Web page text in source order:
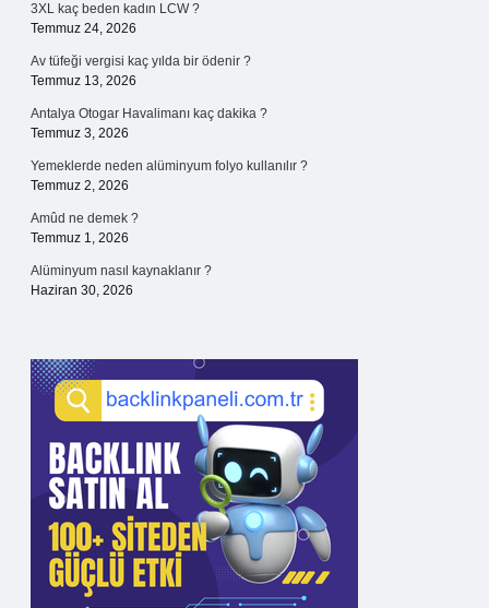
3XL kaç beden kadın LCW ?
Temmuz 24, 2026
Av tüfeği vergisi kaç yılda bir ödenir ?
Temmuz 13, 2026
Antalya Otogar Havalimanı kaç dakika ?
Temmuz 3, 2026
Yemeklerde neden alüminyum folyo kullanılır ?
Temmuz 2, 2026
Amûd ne demek ?
Temmuz 1, 2026
Alüminyum nasıl kaynaklanır ?
Haziran 30, 2026